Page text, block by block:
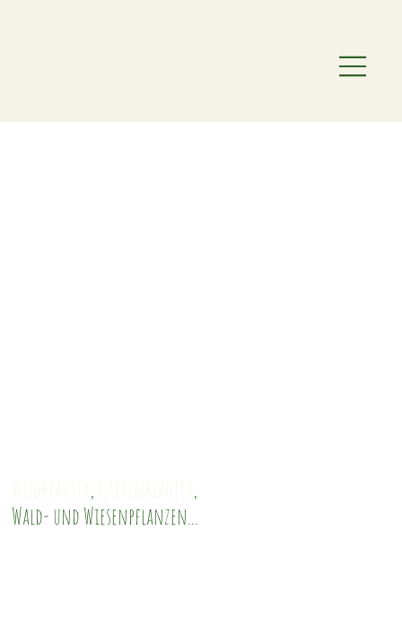
,
,
Wald- und Wiesenpflanzen...